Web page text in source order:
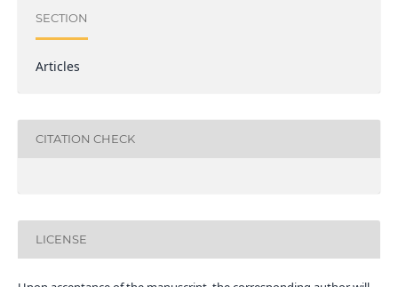
SECTION
Articles
CITATION CHECK
LICENSE